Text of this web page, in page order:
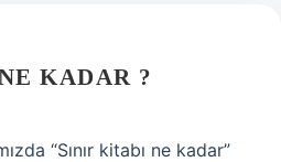
KADAR ?
“Sınır kitabı ne kadar”